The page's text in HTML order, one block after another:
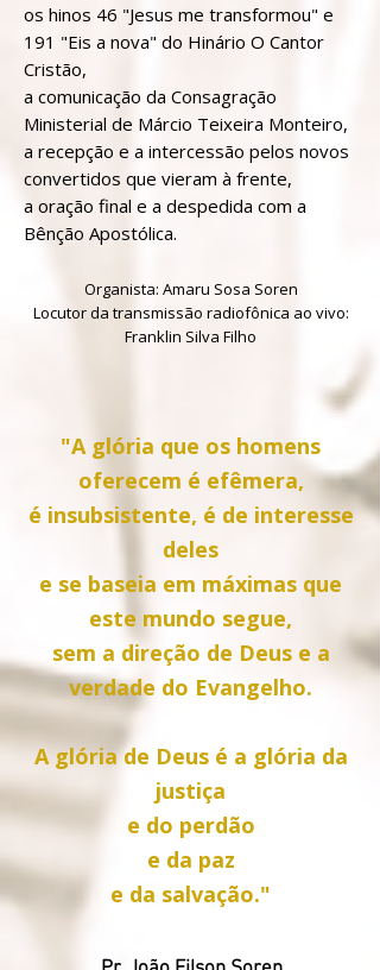
os hinos 46 "Jesus me transformou" e
191 "Eis a nova" do Hinário O Cantor
Cristão,
a comunicação da Consagração
Ministerial de Márcio Teixeira Monteiro,
a recepção e a intercessão pelos novos
convertidos que vieram à frente,
a oração final e a despedida com a
Bênção Apostólica.
Organista: Amaru Sosa Soren
Locutor da transmissão radiofônica ao vivo:
Franklin Silva Filho
"A glória que os homens
oferecem é efêmera,
é insubsistente, é de interesse
deles
e se baseia em máximas que
este mundo segue,
sem a direção de Deus e a
verdade do Evangelho.
A glória de Deus é a glória da
justiça
e do perdão
e da paz
e da salvação."